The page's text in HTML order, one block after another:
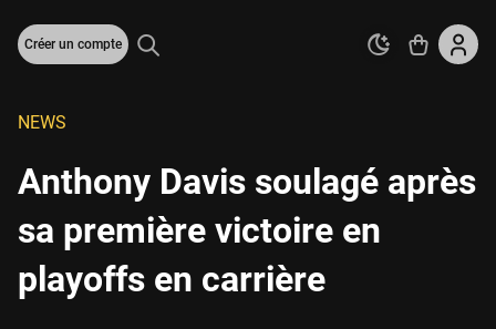
Créer un compte
NEWS
Anthony Davis soulagé après
sa première victoire en
playoffs en carrière